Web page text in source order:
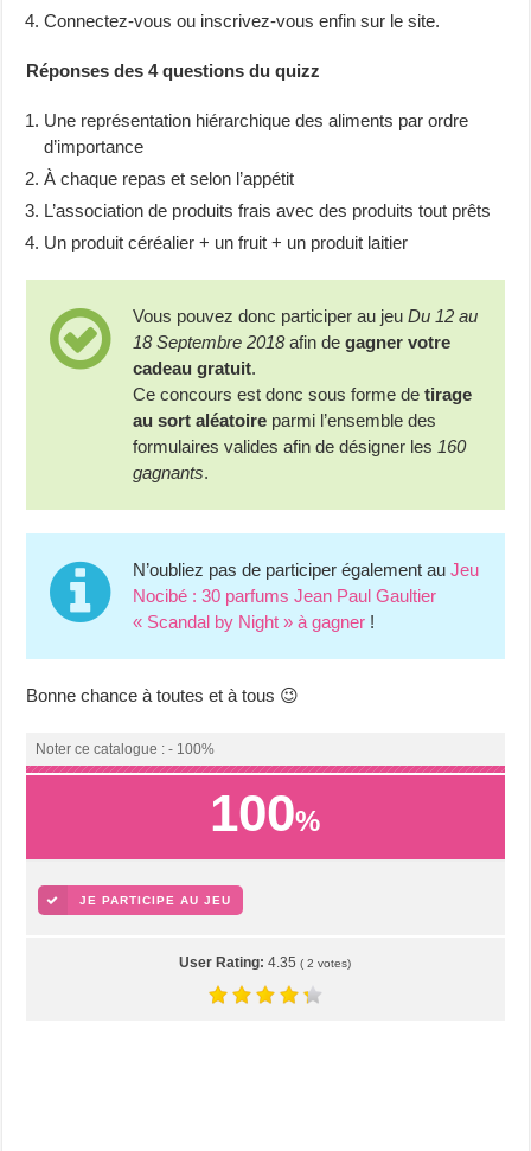
Connectez-vous ou inscrivez-vous enfin sur le site.
Réponses des 4 questions du quizz
Une représentation hiérarchique des aliments par ordre
d’importance
À chaque repas et selon l’appétit
L’association de produits frais avec des produits tout prêts
Un produit céréalier + un fruit + un produit laitier
Vous pouvez donc participer au jeuDu 12 au
18 Septembre 2018afin degagner votre
cadeau gratuit.
Ce concours est donc sous forme detirage
au sort aléatoire parmi l’ensemble des
formulaires valides afin de désigner les 160
gagnants.
N’oubliez pas de participer également auJeu
Nocibé : 30 parfums Jean Paul Gaultier
« Scandal by Night » à gagner !
Bonne chance à toutes et à tous 😉
Noter ce catalogue : - 100%
100%
JE PARTICIPE AU JEU
User Rating:4.35 (2 votes)